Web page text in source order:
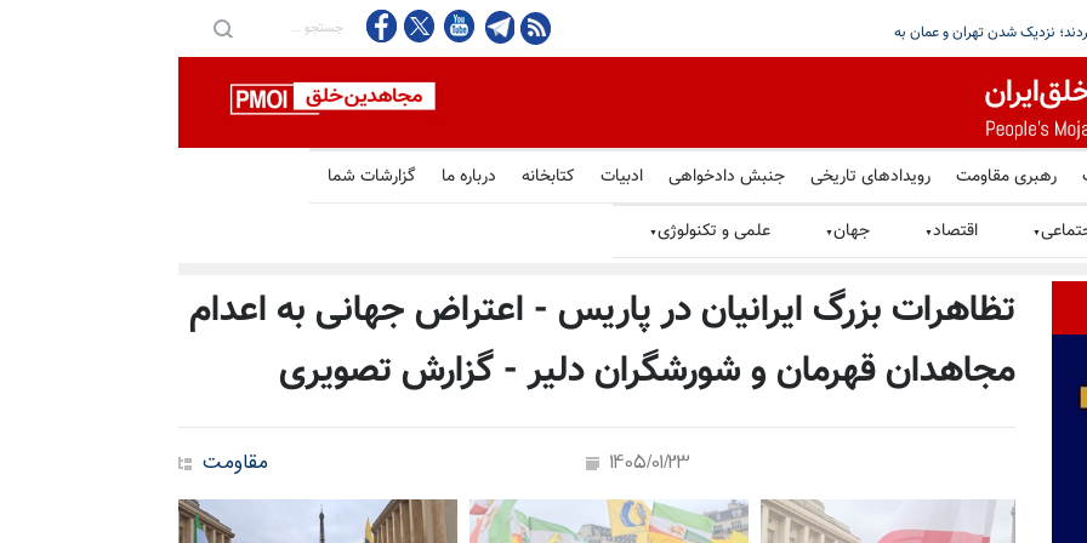
رهبری مقاومت رویدادهای تاریخی جنبش دادخواهی ادبیات کتابخانه درباره ما گزارشات شما
▼ اقتصاد▼ جهان▼ علمی و تکنولوژی▼
تظاهرات بزرگ ایرانیان در پاریس - اعتراض جهانی به اعدام
مجاهدان قهرمان و شورشگران دلیر - گزارش تصویری
مقاومت 1405/01/23